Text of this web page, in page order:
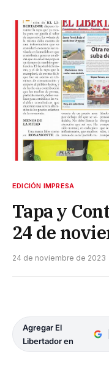
EDICIÓN IMPRESA
Tapa y
24 de
24 de noviembre de 2023
Agregar El
Libertador en